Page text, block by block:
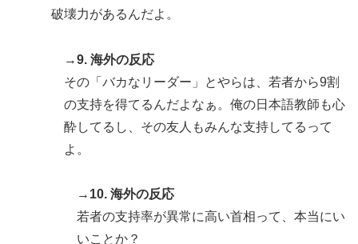
破壊力があるんだよ。
→9. 海外の反応
その「バカなリーダー」とやらは、若者から9割
の支持を得てるんだよなぁ。俺の日本語教師も心
酔してるし、その友人もみんな支持してるって
よ。
→10. 海外の反応
若者の支持率が異常に高い首相って、本当にい
いことか？